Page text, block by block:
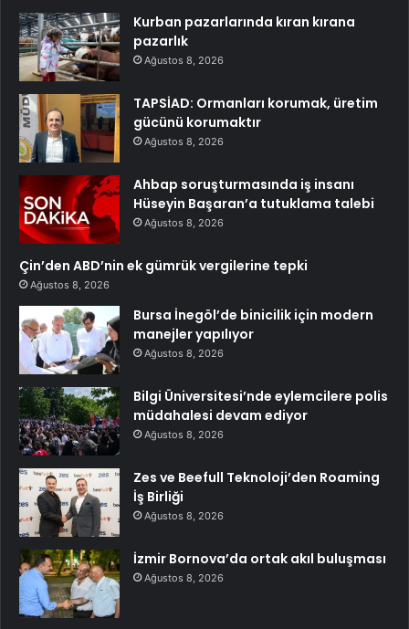
Kurban pazarlarında kıran kırana
pazarlık
Ağustos 8, 2026
TAPSİAD: Ormanları korumak, üretim
gücünü korumaktır
Ağustos 8, 2026
Ahbap soruşturmasında iş insanı
Hüseyin Başaran’a tutuklama talebi
Ağustos 8, 2026
Çin’den ABD’nin ek gümrük vergilerine tepki
Ağustos 8, 2026
Bursa İnegöl’de binicilik için modern
manejler yapılıyor
Ağustos 8, 2026
Bilgi Üniversitesi’nde eylemcilere polis
müdahalesi devam ediyor
Ağustos 8, 2026
Zes ve Beefull Teknoloji’den Roaming
İş Birliği
Ağustos 8, 2026
İzmir Bornova’da ortak akıl buluşması
Ağustos 8, 2026